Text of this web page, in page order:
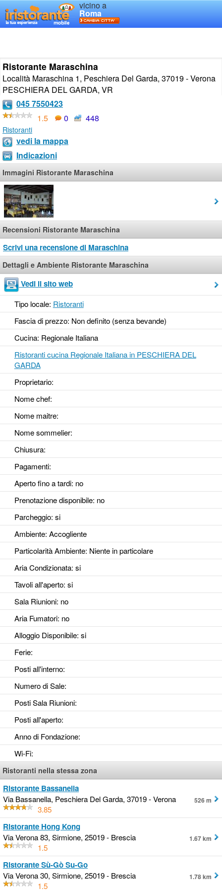
vicino a
Roma
Ristorante Maraschina
Località Maraschina 1, Peschiera Del Garda, 37019 - Verona
PESCHIERA DEL GARDA, VR
045 7550423
1.5
0 448
Ristoranti
vedi la mappa
Indicazioni
Immagini Ristorante Maraschina
Recensioni Ristorante Maraschina
Scrivi una recensione di Maraschina
Dettagli e Ambiente Ristorante Maraschina
Vedi il sito web
Tipo locale: Ristoranti
Fascia di prezzo: Non definito (senza bevande)
Cucina: Regionale Italiana
Ristoranti cucina Regionale Italiana in PESCHIERA DEL
GARDA
Proprietario:
Nome chef:
Nome maitre:
Nome sommelier:
Chiusura:
Pagamenti:
Aperto fino a tardi: no
Prenotazione disponibile: no
Parcheggio: si
Ambiente: Accogliente
Particolarità Ambiente: Niente in particolare
Aria Condizionata: si
Tavoli all'aperto: si
Sala Riunioni: no
Aria Fumatori: no
Alloggio Disponibile: si
Ferie:
Posti all'interno:
Numero di Sale:
Posti Sala Riunioni:
Posti all'aperto:
Anno di Fondazione:
Wi-Fi:
Ristoranti nella stessa zona
Ristorante Bassanella
Via Bassanella, Peschiera Del Garda, 37019 - Verona
3.85
526 m
Ristorante Hong Kong
Via Verona 83, Sirmione, 25019 - Brescia
1.5
1.67 km
Ristorante Sù-Gò Su-Go
Via Verona 30, Sirmione, 25019 - Brescia
1.5
1.78 km